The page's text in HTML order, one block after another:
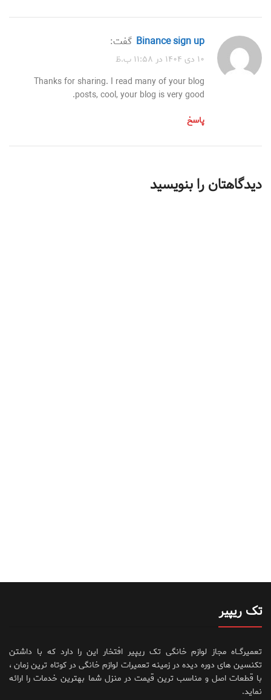
binance sign up گفت:
۱۰ دی ۱۴۰۴ در ۱۱:۵۸ ب.ظ
Thanks for sharing. I read many of your blog
posts, cool, your blog is very good.
پاسخ
دیدگاهتان را بنویسید
تک ریپیر
تعمیرگــاه مجاز لوازم خانگی تک ریپیر افتخار این را دارد که با داشتن
تکنسین های دوره دیده در زمینه تعمیرات لوازم خانگی در کوتاه ترین زمان ،
با قطعات اصل و مناسب ترین قیمت در منزل شما بهترین خدمات را ارائه
نماید.